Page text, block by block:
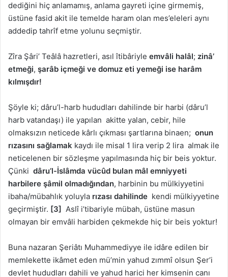
dediğini hiç anlamamış, anlama gayreti içine girmemiş,
üstüne fasid akit ile temelde haram olan mes’eleleri aynı
addedip tahrîf etme yolunu seçmiştir.
Zîra Şâri’ Teâlâ hazretleri, asıl îtibâriyle emvâli halâl; zinâ’
etmeği, şarâb içmeği ve domuz eti yemeği ise harâm
kılmışdır!
Şöyle ki; dâru’l-harb hududları dahilinde bir harbi (dâru’l
harb vatandaşı) ile yapılan akitte yalan, cebir, hile
olmaksızın neticede kârlı çıkması şartlarına binaen; onun
rızasını sağlamak kaydı ile misal 1 lira verip 2 lira almak ile
neticelenen bir sözleşme yapılmasında hiç bir beis yoktur.
Çünki dâru’l-İslâmda vücûd bulan mâl emniyyeti
harbilere şâmil olmadığından, harbinin bu mülkiyyetini
ibaha/mübahlık yoluyla rızası dahilinde kendi mülkiyyetine
geçirmiştir. [3] Aslî i’tibariyle mübah, üstüne masun
olmayan bir emvâli harbiden çekmekde hiç bir beis yoktur!
Buna nazaran Şeriâtı Muhammediyye ile idâre edilen bir
memlekette ikâmet eden mü’min yahud zımmî olsun Şer’i
devlet hududları dahili ve yahud harici her kimsenin canı